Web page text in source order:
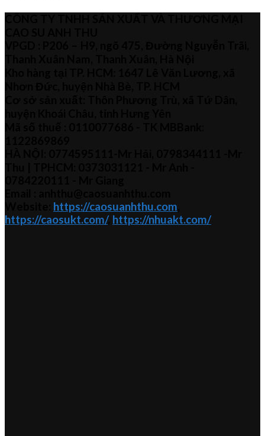
https://caosuanhthu.com
https://caosukt.com/, https://nhuakt.com/